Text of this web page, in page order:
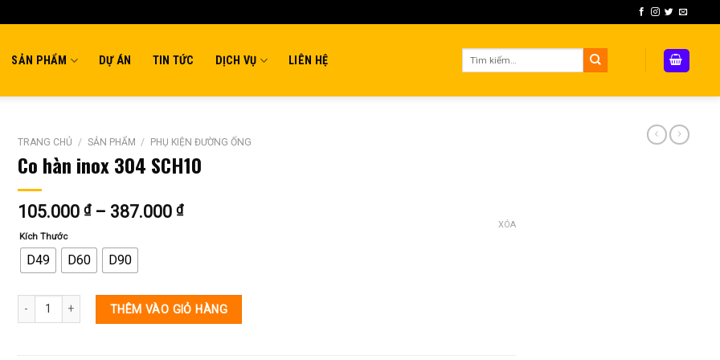
SẢN PHẨM DỰ ÁN TIN TỨC DỊCH VỤ LIÊN HỆ
TRANG CHỦ / SẢN PHẨM / PHỤ KIỆN ĐƯỜNG ỐNG
Co hàn inox 304 SCH10
105.000₫ – 387.000₫Khoảng
387.000 ₫
Kích Thước
D49 D60 D90
XÓA
Co hàn inox 304 SCH10 số lượng
THÊM VÀO GIỎ HÀNG